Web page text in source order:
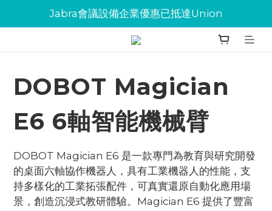
Jabra會議設備企業優惠已抵達Union
Jabra會議設備企業優惠已抵達Union
環保碳粉歡迎大量下單
DOBOT Magician
E6 6軸智能機械臂
DOBOT Magician E6 是一款專門為教育與研究開發
的桌面六軸協作機器人，具有工業機器人的性能，支
持多樣化的工業拓張配件，可真實還原自動化應用場
景，創造沉浸式教研體驗。Magician E6 提供了豐富